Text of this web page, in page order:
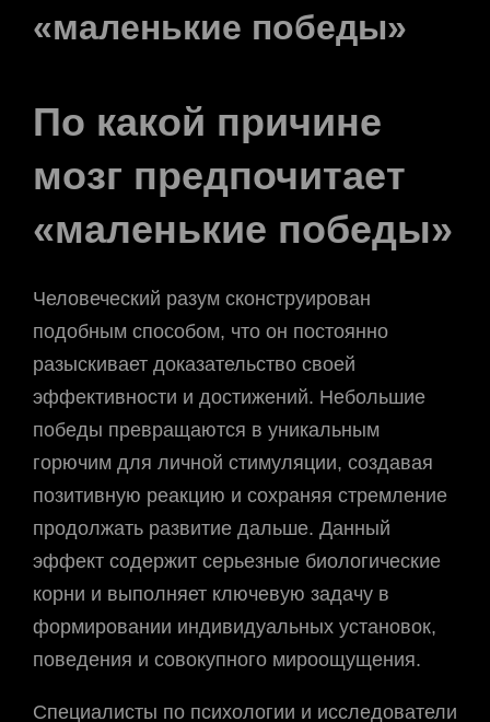
«маленькие победы»
По какой причине
мозг предпочитает
«маленькие победы»
Человеческий разум сконструирован
подобным способом, что он постоянно
разыскивает доказательство своей
эффективности и достижений. Небольшие
победы превращаются в уникальным
горючим для личной стимуляции, создавая
позитивную реакцию и сохраняя стремление
продолжать развитие дальше. Данный
эффект содержит серьезные биологические
корни и выполняет ключевую задачу в
формировании индивидуальных установок,
поведения и совокупного мироощущения.
Специалисты по психологии и исследователи